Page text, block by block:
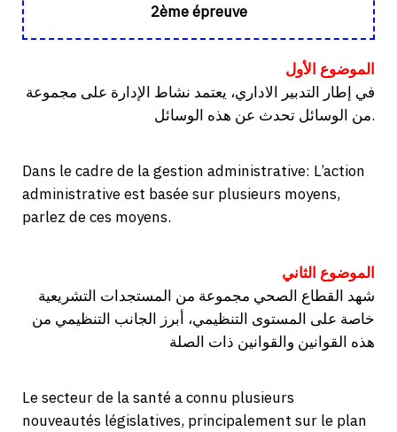
2ème épreuve
الموضوع الأول
في إطار التدبير الاداري، يعتمد نشاط الإدارة على مجموعة
من الوسائل تحدث عن هذه الوسائل.
Dans le cadre de la gestion administrative: L’action
administrative est basée sur plusieurs moyens,
parlez de ces moyens.
الموضوع الثاني
شهد القطاع الصحي مجموعة من المستجدات التشريعية
خاصة على المستوى التنظيمي، أبرز الجانب التنظيمي من
هذه القوانين والقوانين ذات الصلة
Le secteur de la santé a connu plusieurs
nouveautés législatives, principalement sur le plan